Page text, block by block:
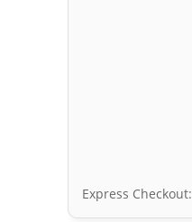
Express Checkout: